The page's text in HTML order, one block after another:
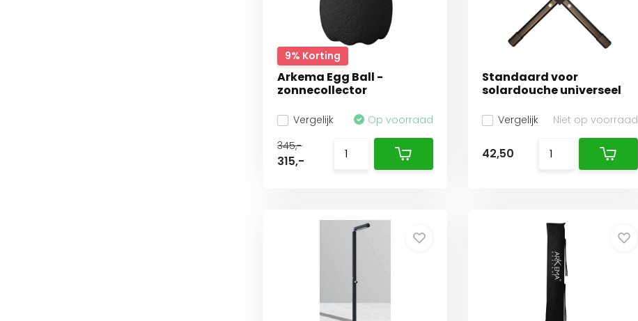
9% Korting
Arkema Egg Ball -
zonnecollector
Vergelijk
Op voorraad
345,-
315,-
Standaard voor
solardouche universeel
Vergelijk Niet op voorraad
42,50